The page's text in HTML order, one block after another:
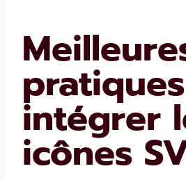
intégrer
icônes